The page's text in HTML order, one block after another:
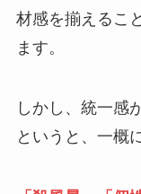
材感を揃えるこ
ます。
しかし、統一感
というと、一概